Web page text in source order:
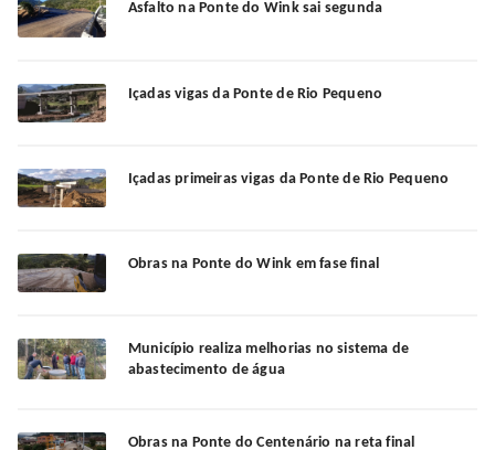
Asfalto na Ponte do Wink sai segunda
Içadas vigas da Ponte de Rio Pequeno
Içadas primeiras vigas da Ponte de Rio Pequeno
Obras na Ponte do Wink em fase final
Município realiza melhorias no sistema de
abastecimento de água
Obras na Ponte do Centenário na reta final